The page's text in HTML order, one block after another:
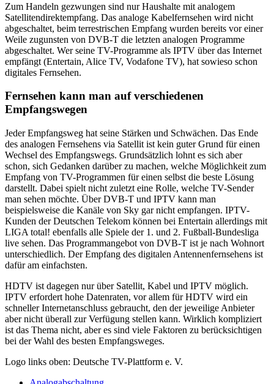
Zum Handeln gezwungen sind nur Haushalte mit analogem
Satellitendirektempfang. Das analoge Kabelfernsehen wird nicht
abgeschaltet, beim terrestrischen Empfang wurden bereits vor einer
Weile zugunsten von DVB-T die letzten analogen Programme
abgeschaltet. Wer seine TV-Programme als IPTV über das Internet
empfängt (Entertain, Alice TV, Vodafone TV), hat sowieso schon
digitales Fernsehen.
Fernsehen kann man auf verschiedenen
Empfangswegen
Jeder Empfangsweg hat seine Stärken und Schwächen. Das Ende
des analogen Fernsehens via Satellit ist kein guter Grund für einen
Wechsel des Empfangswegs. Grundsätzlich lohnt es sich aber
schon, sich Gedanken darüber zu machen, welche Möglichkeit zum
Empfang von TV-Programmen für einen selbst die beste Lösung
darstellt. Dabei spielt nicht zuletzt eine Rolle, welche TV-Sender
man sehen möchte. Über DVB-T und IPTV kann man
beispielsweise die Kanäle von Sky gar nicht empfangen. IPTV-
Kunden der Deutschen Telekom können bei Entertain allerdings mit
LIGA total! ebenfalls alle Spiele der 1. und 2. Fußball-Bundesliga
live sehen. Das Programmangebot von DVB-T ist je nach Wohnort
unterschiedlich. Der Empfang des digitalen Antennenfernsehens ist
dafür am einfachsten.
HDTV ist dagegen nur über Satellit, Kabel und IPTV möglich.
IPTV erfordert hohe Datenraten, vor allem für HDTV wird ein
schneller Internetanschluss gebraucht, den der jeweilige Anbieter
aber nicht überall zur Verfügung stellen kann. Wirklich kompliziert
ist das Thema nicht, aber es sind viele Faktoren zu berücksichtigen
bei der Wahl des besten Empfangsweges.
Logo links oben: Deutsche TV-Plattform e. V.